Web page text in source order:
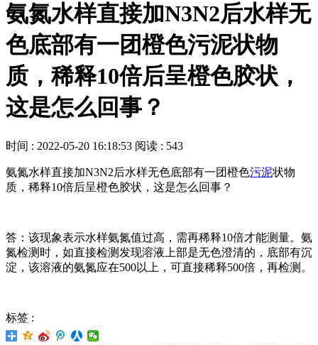
氨氮水样直接加N3N2后水样无
色底部有一团橙色污泥状物
质，稀释10倍后呈橙色胶状，
这是怎么回事？
时间 : 2022-05-20 16:18:53 阅读 : 543
氨氮水样直接加N3N2后水样无色底部有一团橙色污泥状物
质，稀释10倍后呈橙色胶状，这是怎么回事？
答：该现象表示水样氨氮值过高，需再稀释10倍才能测量。氨
氮检测时，如直接检测发现溶液上部是无色澄清的，底部有沉
淀，该溶液的氨氮应在500以上，可直接稀释500倍，再检测。
标签 :